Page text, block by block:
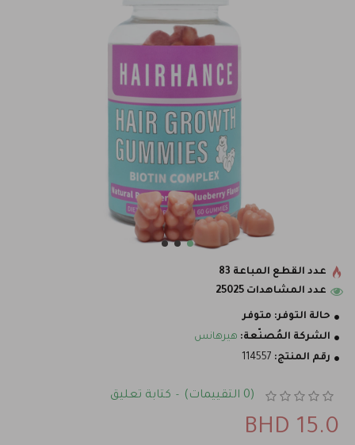
حالة التوفر: متوفر
الشركة المُصنّعة: هيرهانس
رقم المنتج: 114557
عدد القطع المباعة 83
عدد المشاهدات 25025
(0 التقييمات) - كتابة تعليق
15.0 BHD